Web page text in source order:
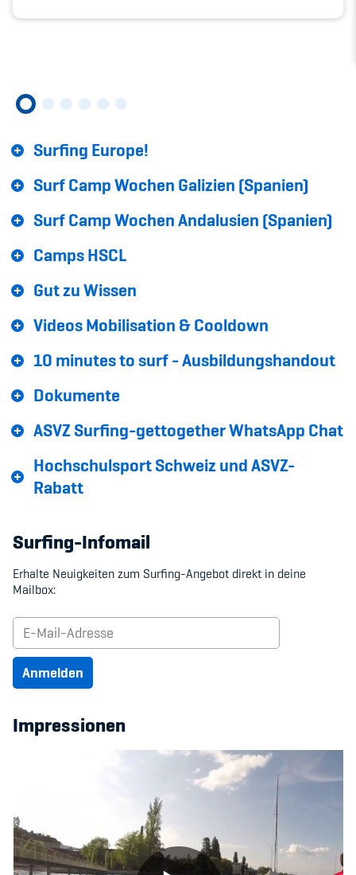
Offene Stellen
Surfing Europe!
Surf Camp Wochen Galizien (Spanien)
Surf Camp Wochen Andalusien (Spanien)
Camps HSCL
Gut zu Wissen
Videos Mobilisation & Cooldown
10 minutes to surf - Ausbildungshandout
Dokumente
ASVZ Surfing-gettogether WhatsApp Chat
Hochschulsport Schweiz und ASVZ-
Rabatt
Surfing-Infomail
Erhalte Neuigkeiten zum Surfing-Angebot direkt in deine
Mailbox:
Anmelden
Impressionen